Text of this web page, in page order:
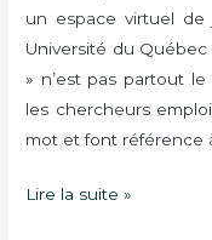
un espace virtuel de
Université du
» n’est pas partout
les chercheurs
mot et font référence
de
Jacques
Henriot
vu
comme
espace
Lire la suite »